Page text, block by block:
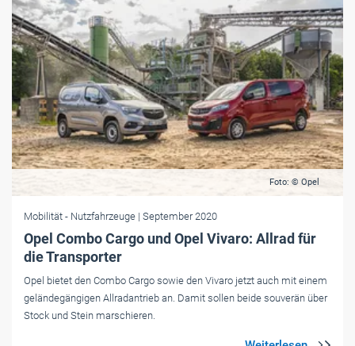
Foto: © Opel
Mobilität - Nutzfahrzeuge | September 2020
Opel Combo Cargo und Opel Vivaro: Allrad für
die Transporter
Opel bietet den Combo Cargo sowie den Vivaro jetzt auch mit einem
geländegängigen Allradantrieb an. Damit sollen beide souverän über
Stock und Stein marschieren.